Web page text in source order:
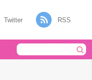
Twitter RSS